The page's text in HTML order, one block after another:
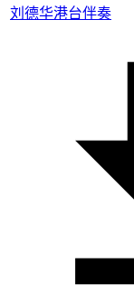
刘德华港台伴奏